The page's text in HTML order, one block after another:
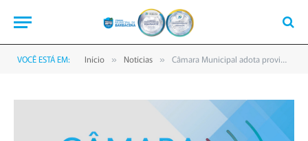
VOCÊ ESTÁ EM: Início » Notícias » Câmara Municipal adota providências institucionais diante de representação protocolada